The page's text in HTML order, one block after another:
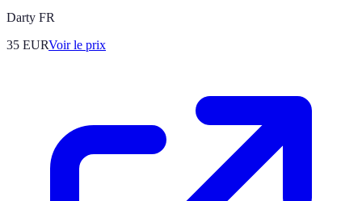
Darty FR
35 EURVoir le prix